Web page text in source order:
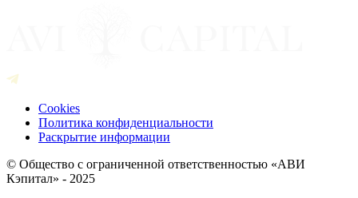
Cookies
Политика конфиденциальности
Раскрытие информации
© Общество с ограниченной ответственностью «АВИ
Кэпитал» - 2025